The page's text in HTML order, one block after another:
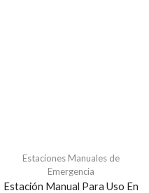
Estaciones Manuales de
Emergencia
Estación Manual Para Uso En